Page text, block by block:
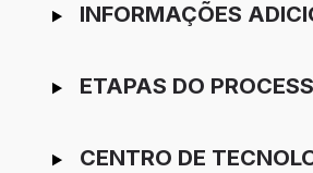
INFORMAÇÕES
ETAPAS DO
CENTRO DE